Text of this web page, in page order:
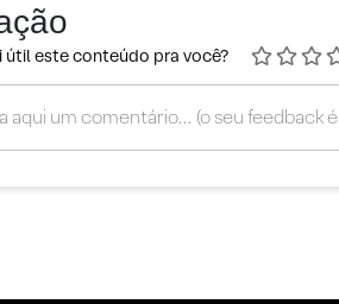
útil este conteúdo pra você?